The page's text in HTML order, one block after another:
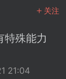
关注
殊能力
21:04